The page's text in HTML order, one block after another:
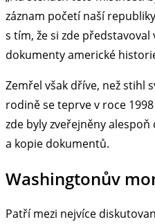
záznam početí naší
s tím, že si zde
dokumenty americké
Zemřel však dříve, než stihl
rodině se teprve v roce
zde byly zveřejněny
a kopie dokumentů.
Washingtonův
Patří mezi nejvíce